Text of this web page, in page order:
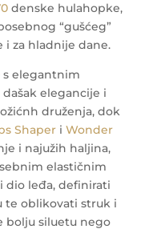
denske hulahopke,
“gušćeg”
za hladnije dane.
s elegantnim
elegancije i
druženja, dok
Shaperi Wonder
i najužih haljina,
elastičnim
dio leđa, definirati
te oblikovati struk i
bolju siluetu nego